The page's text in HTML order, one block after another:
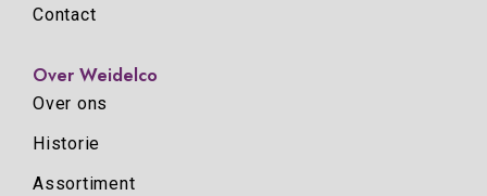
Contact
Over Weidelco
Over ons
Historie
Assortiment